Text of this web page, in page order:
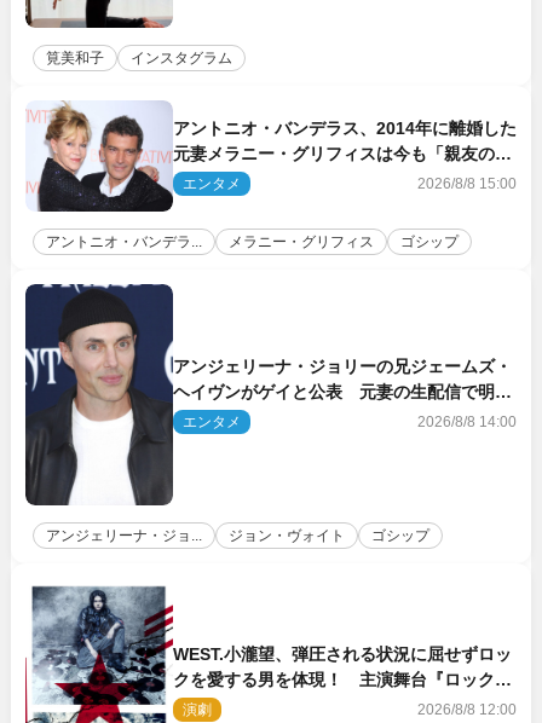
筧美和子 インスタグラム
アントニオ・バンデラス、2014年に離婚した
元妻メラニー・グリフィスは今も「親友の一
人」
エンタメ 2026/8/8 15:00
アントニオ・バンデラ... メラニー・グリフィス ゴシップ
アンジェリーナ・ジョリーの兄ジェームズ・
ヘイヴンがゲイと公表 元妻の生配信で明ら
かに
エンタメ 2026/8/8 14:00
アンジェリーナ・ジョ... ジョン・ヴォイト ゴシップ
WEST.小瀧望、弾圧される状況に屈せずロッ
クを愛する男を体現！ 主演舞台『ロックン
ロール』ビジュアル解禁
演劇 2026/8/8 12:00